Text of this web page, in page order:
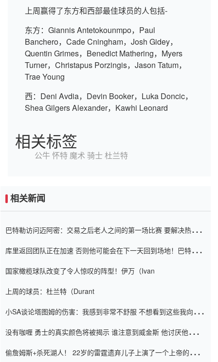
上周赢得了东方和西部最佳球员的人包括-
东方：Giannis Antetokounmpo，Paul
Banchero，Cade Cningham，Josh Gidey，
Quentin Grimes，Benedict Mathering，Myers
Turner，Christapus Porzingis，Jason Tatum，
Trae Young
西：Deni Avdia，Devin Booker，Luka Doncic，
Shea Gilgers Alexander，Kawhi Leonard
相关标签
公牛 怀特 魔术 骑士 杜兰特
相关新闻
巴特勒访问迈阿密：交易之后老人之间的第一场比赛 要解决热情的
库里返回团队正在加速 否则他可能会在下一天回到场地！巴特勒迈
国家橄榄球队改变了令人惊叹的阵型！伊万（Ivan
上周的球员：杜兰特（Durant
小SA谈论塔图姆的伤害：我感到非常不舒服 不想看到这些我向他
没有咖喱 勇士的真实颜色将被揭示 谁注意到威金斯 他讨厌他的老
偷詹姆斯+杀死湖人！ 22岁的雷霆遗弃儿子上演了一个上帝的剧